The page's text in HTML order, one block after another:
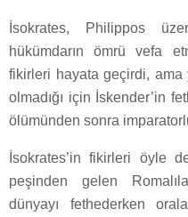
İsokrates, Philippos
hükümdarın ömrü vefa
fikirleri hayata geçirdi,
olmadığı için İskender’in
ölümünden sonra
İsokrates’in fikirleri öyle
peşinden gelen
dünyayı fethederken